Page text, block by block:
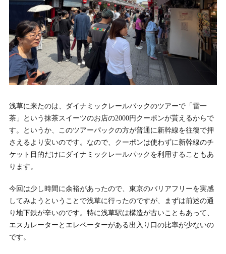
浅草に来たのは、ダイナミックレールパックのツアーで「雷一
茶」という抹茶スイーツのお店の2000円クーポンが貰えるからで
す。というか、このツアーパックの方が普通に新幹線を往復で押
さえるより安いのです。なので、クーポンは使わずに新幹線のチ
ケット目的だけにダイナミックレールパックを利用することもあ
ります。
今回は少し時間に余裕があったので、東京のバリアフリーを実感
してみようということで浅草に行ったのですが、まずは前述の通
り地下鉄が辛いのです。特に浅草駅は構造が古いこともあって、
エスカレーターとエレベーターがある出入り口の比率が少ないの
です。